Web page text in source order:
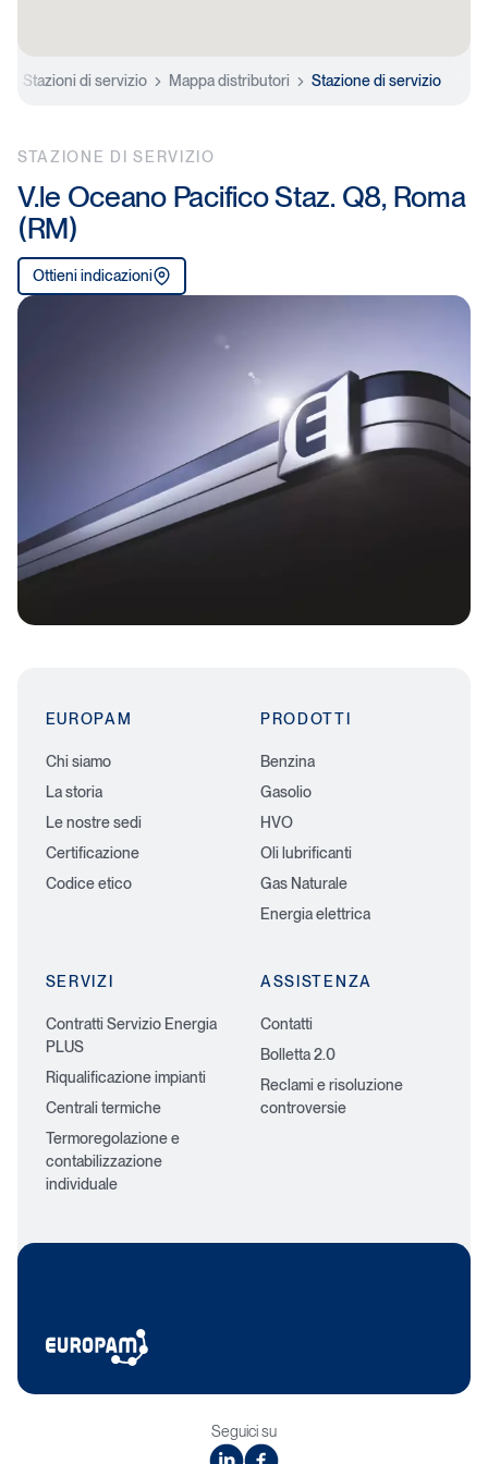
Stazioni di servizio Mappa distributori Stazione di servizio
STAZIONE DI SERVIZIO
V.le Oceano Pacifico Staz. Q8, Roma
(RM)
Ottieni indicazioni
EUROPAM
Chi siamo
La storia
Le nostre sedi
Certificazione
Codice etico
PRODOTTI
Benzina
Gasolio
HVO
Oli lubrificanti
Gas Naturale
Energia elettrica
SERVIZI
Contratti Servizio Energia
PLUS
Riqualificazione impianti
Centrali termiche
Termoregolazione e
contabilizzazione
individuale
ASSISTENZA
Contatti
Bolletta 2.0
Reclami e risoluzione
controversie
Seguici su
linkedinfacebook